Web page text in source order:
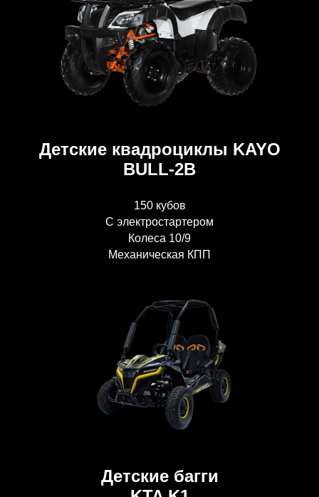
Детские квадроциклы KAYO
BULL-2B
150 кубов
С электростартером
Колеса 10/9
Механическая КПП
Детские багги